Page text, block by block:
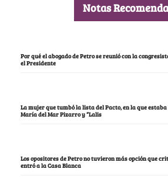
Notas
Por qué el abogado de Petro se reunió con la
el Presidente
La mujer que tumbó la lista del Pacto, en la que
María del Mar Pizarro y “Lalis
Los opositores de Petro no tuvieron más opción que
entró a la Casa Blanca